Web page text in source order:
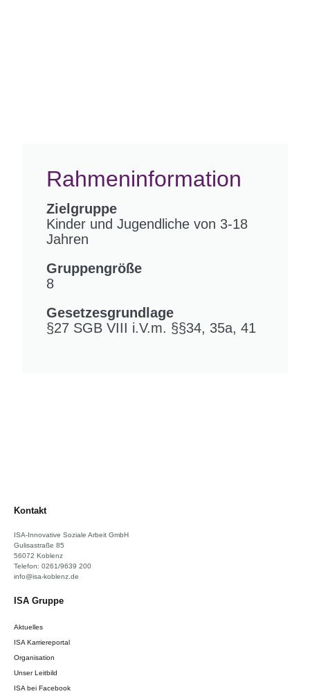
Rahmeninformation
Zielgruppe
Kinder und Jugendliche von 3-18
Jahren
Gruppengröße
8
Gesetzesgrundlage
§27 SGB VIII i.V.m. §§34, 35a, 41
Kontakt
ISA-Innovative Soziale Arbeit GmbH
Gulisastraße 85
56072 Koblenz
Telefon: 0261/9639 200
info@isa-koblenz.de
ISA Gruppe
Aktuelles
ISA Karriereportal
Organisation
Unser Leitbild
ISA bei Facebook